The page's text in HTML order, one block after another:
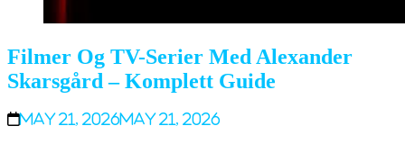
Filmer Og TV-Serier Med Alexander
Skarsgård – Komplett Guide
May 21, 2026May 21, 2026